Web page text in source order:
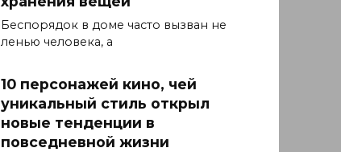
Беспорядок в доме часто вызван не
ленью человека, а
10 персонажей кино, чей
уникальный стиль открыл
новые тенденции в
повседневной жизни